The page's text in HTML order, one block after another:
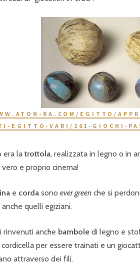
RA.COM/EGITTO/
EGITTO-VARI/261-GIOCHI-
era la trottola, realizzata in legno o in
e proprio cinema!
e corda sono ever green che si
quelli egiziani.
rinvenuti anche bambole di legno e
per essere trainati e un
attraverso dei fili.